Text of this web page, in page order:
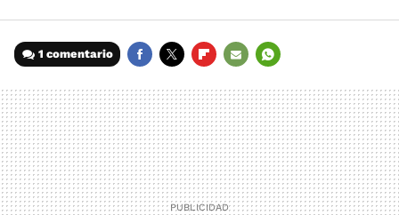
1 comentario
MAIL